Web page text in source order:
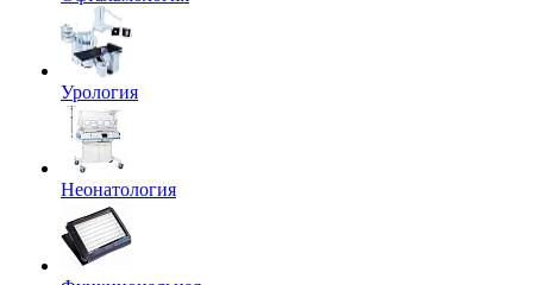
Урология
Неонатология